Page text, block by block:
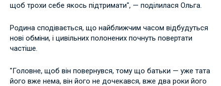
щоб трохи себе якось підтримати", — поділилася Ольга.
Родина сподівається, що найближчим часом відбудуться
нові обміни, і цивільних полонених почнуть повертати
частіше.
"Головне, щоб він повернувся, тому що батьки — уже тата
його вже нема, він його не дочекався, вже два роки його